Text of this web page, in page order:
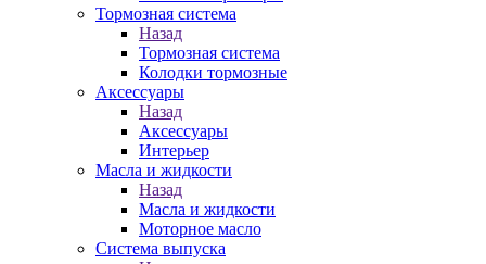
Тормозная система
Назад
Тормозная система
Колодки тормозные
Аксессуары
Назад
Аксессуары
Интерьер
Масла и жидкости
Назад
Масла и жидкости
Моторное масло
Система выпуска